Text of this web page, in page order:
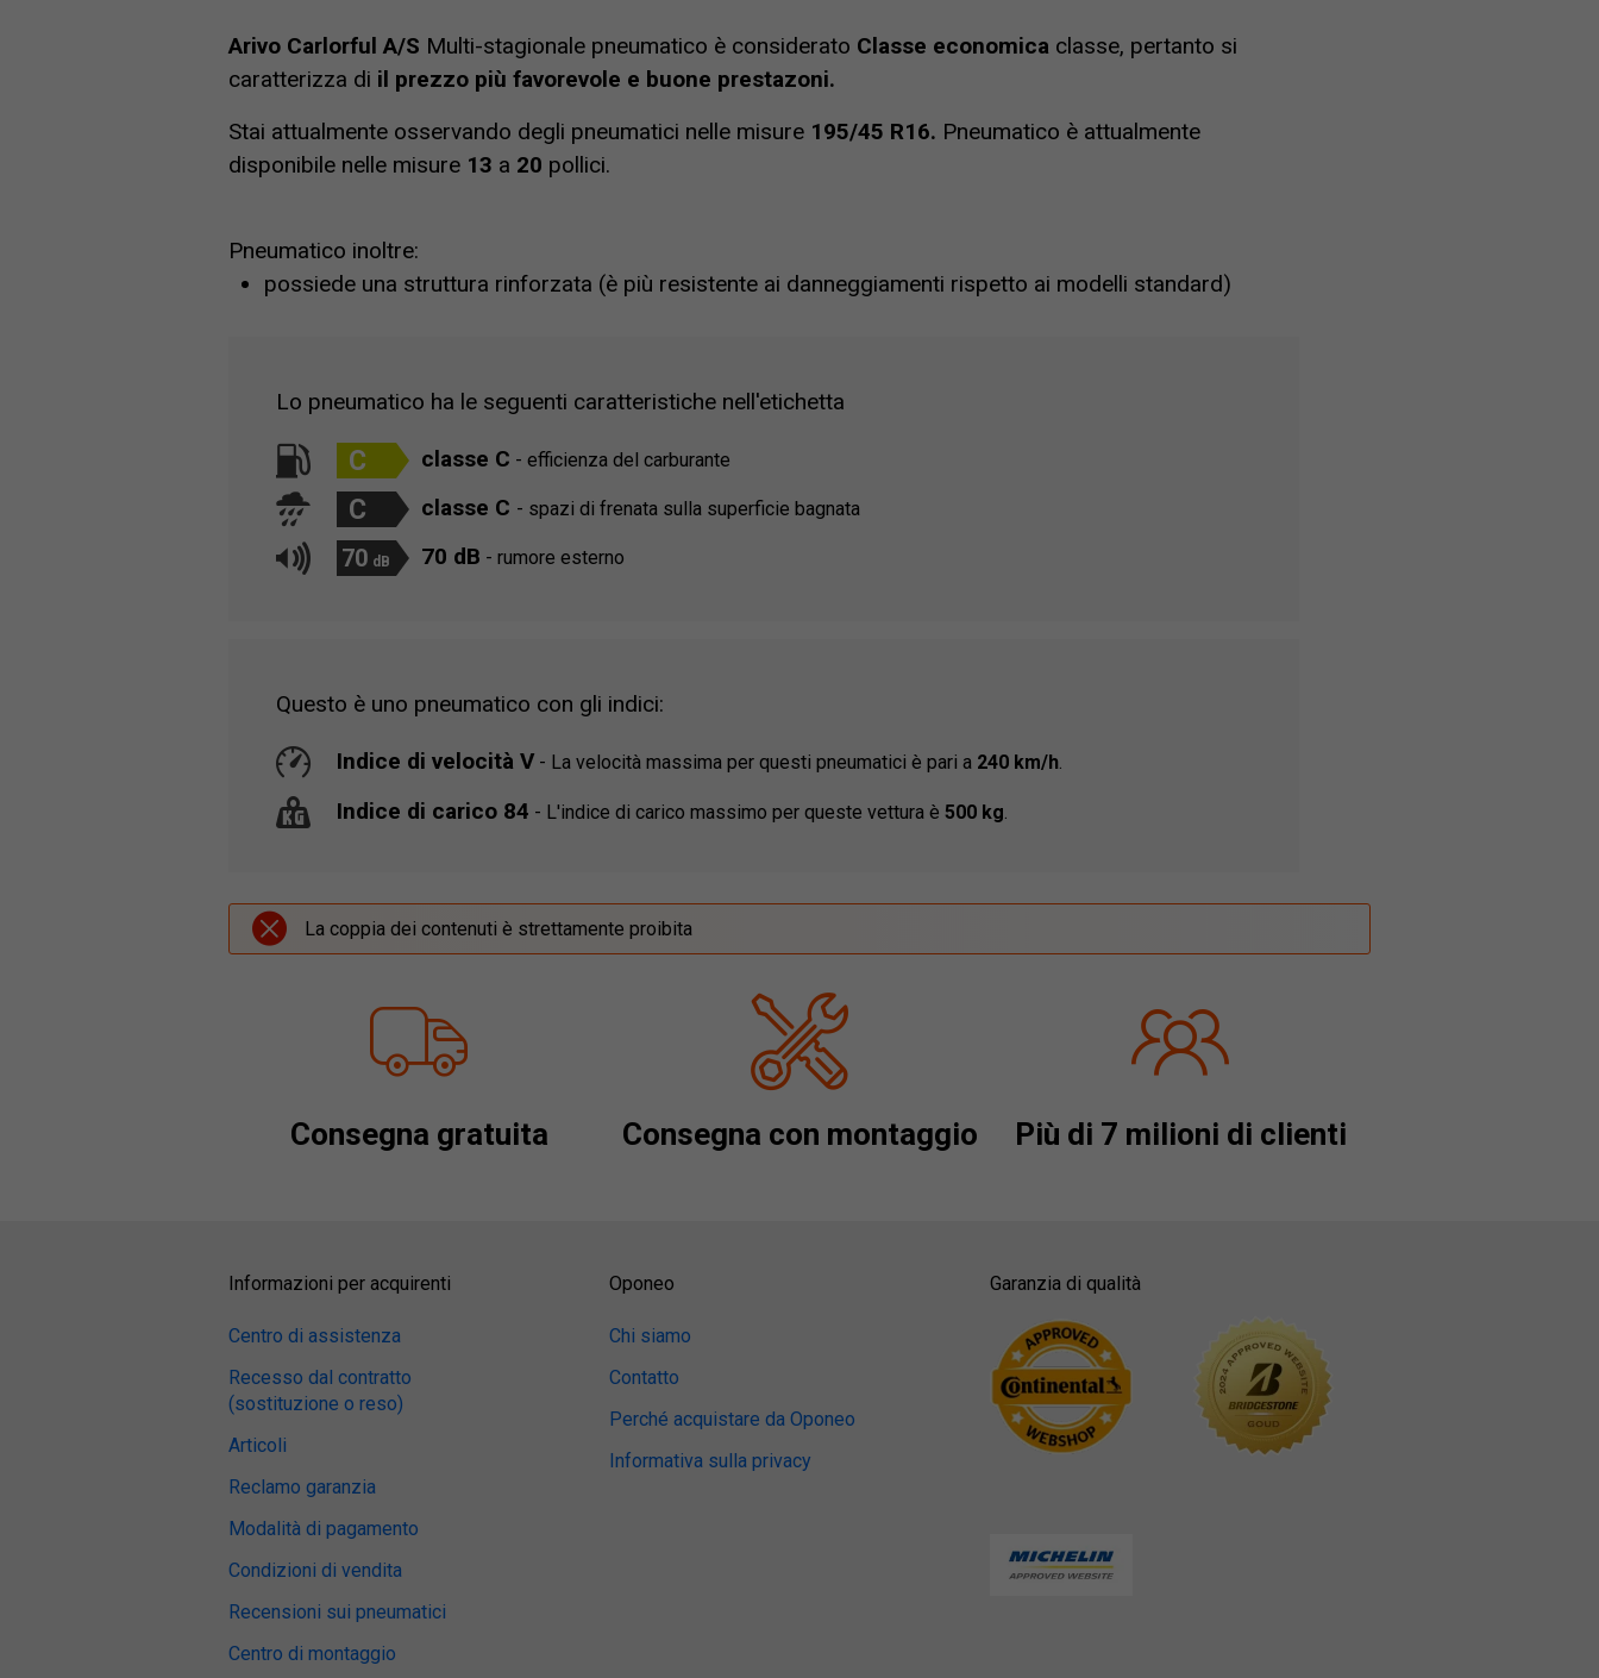
Arivo Carlorful A/S Multi-stagionale pneumatico è considerato Classe economica classe, pertanto si
caratterizza di il prezzo più favorevole e buone prestazoni.
Stai attualmente osservando degli pneumatici nelle misure 195/45 R16. Pneumatico è attualmente
disponibile nelle misure 13 a 20 pollici.
Pneumatico inoltre:
possiede una struttura rinforzata (è più resistente ai danneggiamenti rispetto ai modelli standard)
Lo pneumatico ha le seguenti caratteristiche nell'etichetta
C classe C - efficienza del carburante
C classe C - spazi di frenata sulla superficie bagnata
70 70 - rumore esterno
Questo è uno pneumatico con gli indici:
Indice di velocità V - La velocità massima per questi pneumatici è pari a 240 km/h.
Indice di carico 84 - L'indice di carico massimo per queste vettura è 500 kg.
La coppia dei contenuti è strettamente proibita
Consegna gratuita Consegna con montaggio Più di 7 milioni di clienti
Informazioni per acquirenti
Centro di assistenza
Recesso dal contratto
(sostituzione o reso)
Articoli
Reclamo garanzia
Modalità di pagamento
Condizioni di vendita
Recensioni sui pneumatici
Centro di montaggio
Oponeo
Chi siamo
Contatto
Perché acquistare da Oponeo
Informativa sulla privacy
Garanzia di qualità